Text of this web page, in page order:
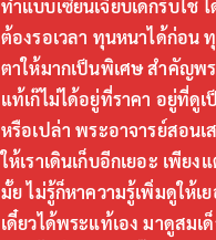
ทำแบบเซียนเจี๊ยบเด็กรับใช้
ต้องรอเวลา ทุนหนาได้ก่อน
ตาให้มากเป็นพิเศษ สำคัญพ
แท้เก๊ไม่ได้อยู่ที่ราคา อยู่ที่ดู
หรือเปล่า พระอาจารย์สอน
ให้เราเดินเก็บอีกเยอะ เพียง
มั้ย ไม่รู้ก็หาความรู้เพิ่มดูให้เ
เดี๋ยวได้พระแท้เอง มาดูสมเ